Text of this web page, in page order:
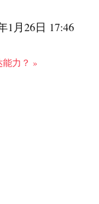
1月26日 17:46
力？ »